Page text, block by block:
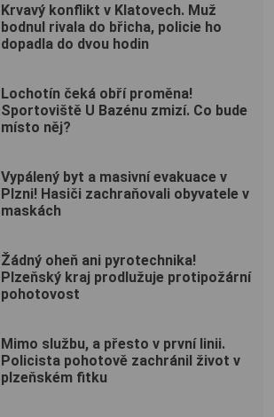
Krvavý konflikt v Klatovech. Muž
bodnul rivala do břicha, policie ho
dopadla do dvou hodin
Lochotín čeká obří proměna!
Sportoviště U Bazénu zmizí. Co bude
místo něj?
Vypálený byt a masivní evakuace v
Plzni! Hasiči zachraňovali obyvatele v
maskách
Žádný oheň ani pyrotechnika!
Plzeňský kraj prodlužuje protipožární
pohotovost
Mimo službu, a přesto v první linii.
Policista pohotově zachránil život v
plzeňském fitku